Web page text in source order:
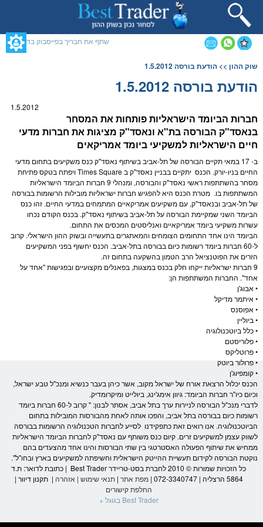
אינטרנט,
לחץ
מרכזי
שתף את חבריך בפייסבוק בדף זה
המרכזי,
ללחוץ
לדלג
לאזור
הבא
שוק ההון >> הודעת בורסה 1.5.2012
הודעת בורסה 1.5.2012
1.5.2012
חברות הביומד הישראליות פותחות את המסחר
בנאסד"ק הבורסה בת"א ונאסד"ק מציגות את חברות מדעי
חיים הישראליות למשקיעי ביומד אמריקאים
ב- 17 במאי תקיים ה בורסהשל תל-אביב בשיתוף נאסד"קכנס משקיעים בתחום מדעי
החיים בניו-יורק. הכנס יתקיים בבניין נאסד"קב Times Square ויפתח בטקס פתיחת
מסחרבהשתתפות ראשי נאסד"קוהבורסה
, ומנהלי 9 חברות הביומד הישראליות
המשתתפות בו. מטרת הכנס היא להפגיש חברות ישראליות מובילות הרשומות בבורסה
של תל-אביב ובנאסד"ק, עם משקיעים אמריקאיים המתמחים במדעי החיים. זהו כנס
הביומד השני שמקיימת הבורסהעל תל-אביב בשיתוף נאסד"ק. בכנס הקודם נכחו
עשרות משקיעי ביומד אמריקאיים ואנליסטים המכסים את התחום.
הביומד הינו אחד התחומים הצומחים והמאתגרים בתעשייה ובשוק ההון הישראלי. קרוב
ל-60 חברות ביומד רשומות כיום ב
בורסהבתל-אביב. הכנס יחשוף בפני המשקיעים
הזרים את הפוטנציאל הרב הטמון בהשקעה בתחום זה.
9 חברות ישראליות ייקחו חלק בכנס במצגות, בפאנלים מקצועיים ובפגישות "אחד על
אחד". החברות המשתתפות הן:
• אבוג'ן
• איתמר מדיקל
• אפוסנס
• ביוליין
•כלל ביוטכנולוגיה
•פלוריסטם
•פרוטליקס
•פרולור ביוטק
•קומפיוג'ן
הכנס יכלול הרצאת אורח של ישראל מקוב, אשר כיהן בעבר כנשיא ומנכ"לטבעישראל,
וכיום כיו"ר חברות הביומד: גיוון אימג'ינג, ביולייט ומיקרומדיק.
לדברי מנכ"ל הבורסה לניירות ערך
בתל אביב, אסתר לבנון: " קרוב ל-60 חברות ביומד
רשומות כיום בבורסהבתל אביב, והפכו אותה לאחת מהבורסות המובילות בתחום
הביוטכנולוגיה. אנו רואים זאת כתפקידנו לסייע לחברות הטכנולוגיה הרשומות בבורסה
לשווק עצמן למשקיעים זרים. קיום כנס משותף עם נאסד"קלחברות הביומד הישראליות
ממחיש את שיתוף הפעולה האסטרטגי בין שתי הבורסות והינו אחד מהצעדים בהם
נוקטת הבורסהלקידום תעשיית ההייטק הישראלית וחשיפתה למשקיעים בארץ ובחו"ל".
כל הזכויות שמורות © 2010 לחברת בסט-טריידר Best Trader | כתובת לדואר: ת.ד
5864 הרצליה | 072-3340747 |
מפת אתר | תנאי שימוש | אזהרה | תקנון דיוור |
החלפת קישורים
Best Trader בגוגל +